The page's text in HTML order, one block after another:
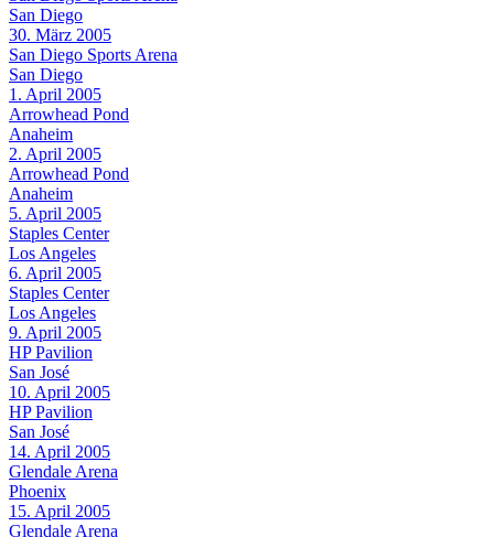
San Diego
30. März 2005
San Diego Sports Arena
San Diego
1. April 2005
Arrowhead Pond
Anaheim
2. April 2005
Arrowhead Pond
Anaheim
5. April 2005
Staples Center
Los Angeles
6. April 2005
Staples Center
Los Angeles
9. April 2005
HP Pavilion
San José
10. April 2005
HP Pavilion
San José
14. April 2005
Glendale Arena
Phoenix
15. April 2005
Glendale Arena